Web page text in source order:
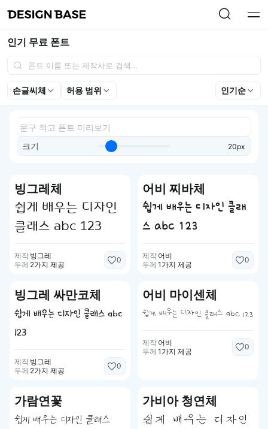
인기 무료 폰트
손글씨체 허용 범위 인기순
크기 20px
빙그레체
쉽게 배우는 디자인
클래스 abc 123
제작 빙그레
두께 2가지 제공
0
어비 찌바체
쉽게 배우는 디자인 클래
스 abc 123
제작 어비
두께 1가지 제공
0
빙그레 싸만코체
쉽게 배우는 디자인 클래스 abc
123
제작 빙그레
두께 2가지 제공
0
어비 마이센체
쉽게 배우는 디자인 클래스 abc 123
제작 어비
두께 1가지 제공
0
가람연꽃
쉽게 배우는 디자인 클래스
가비아 청연체
쉽게 배우는 디자인